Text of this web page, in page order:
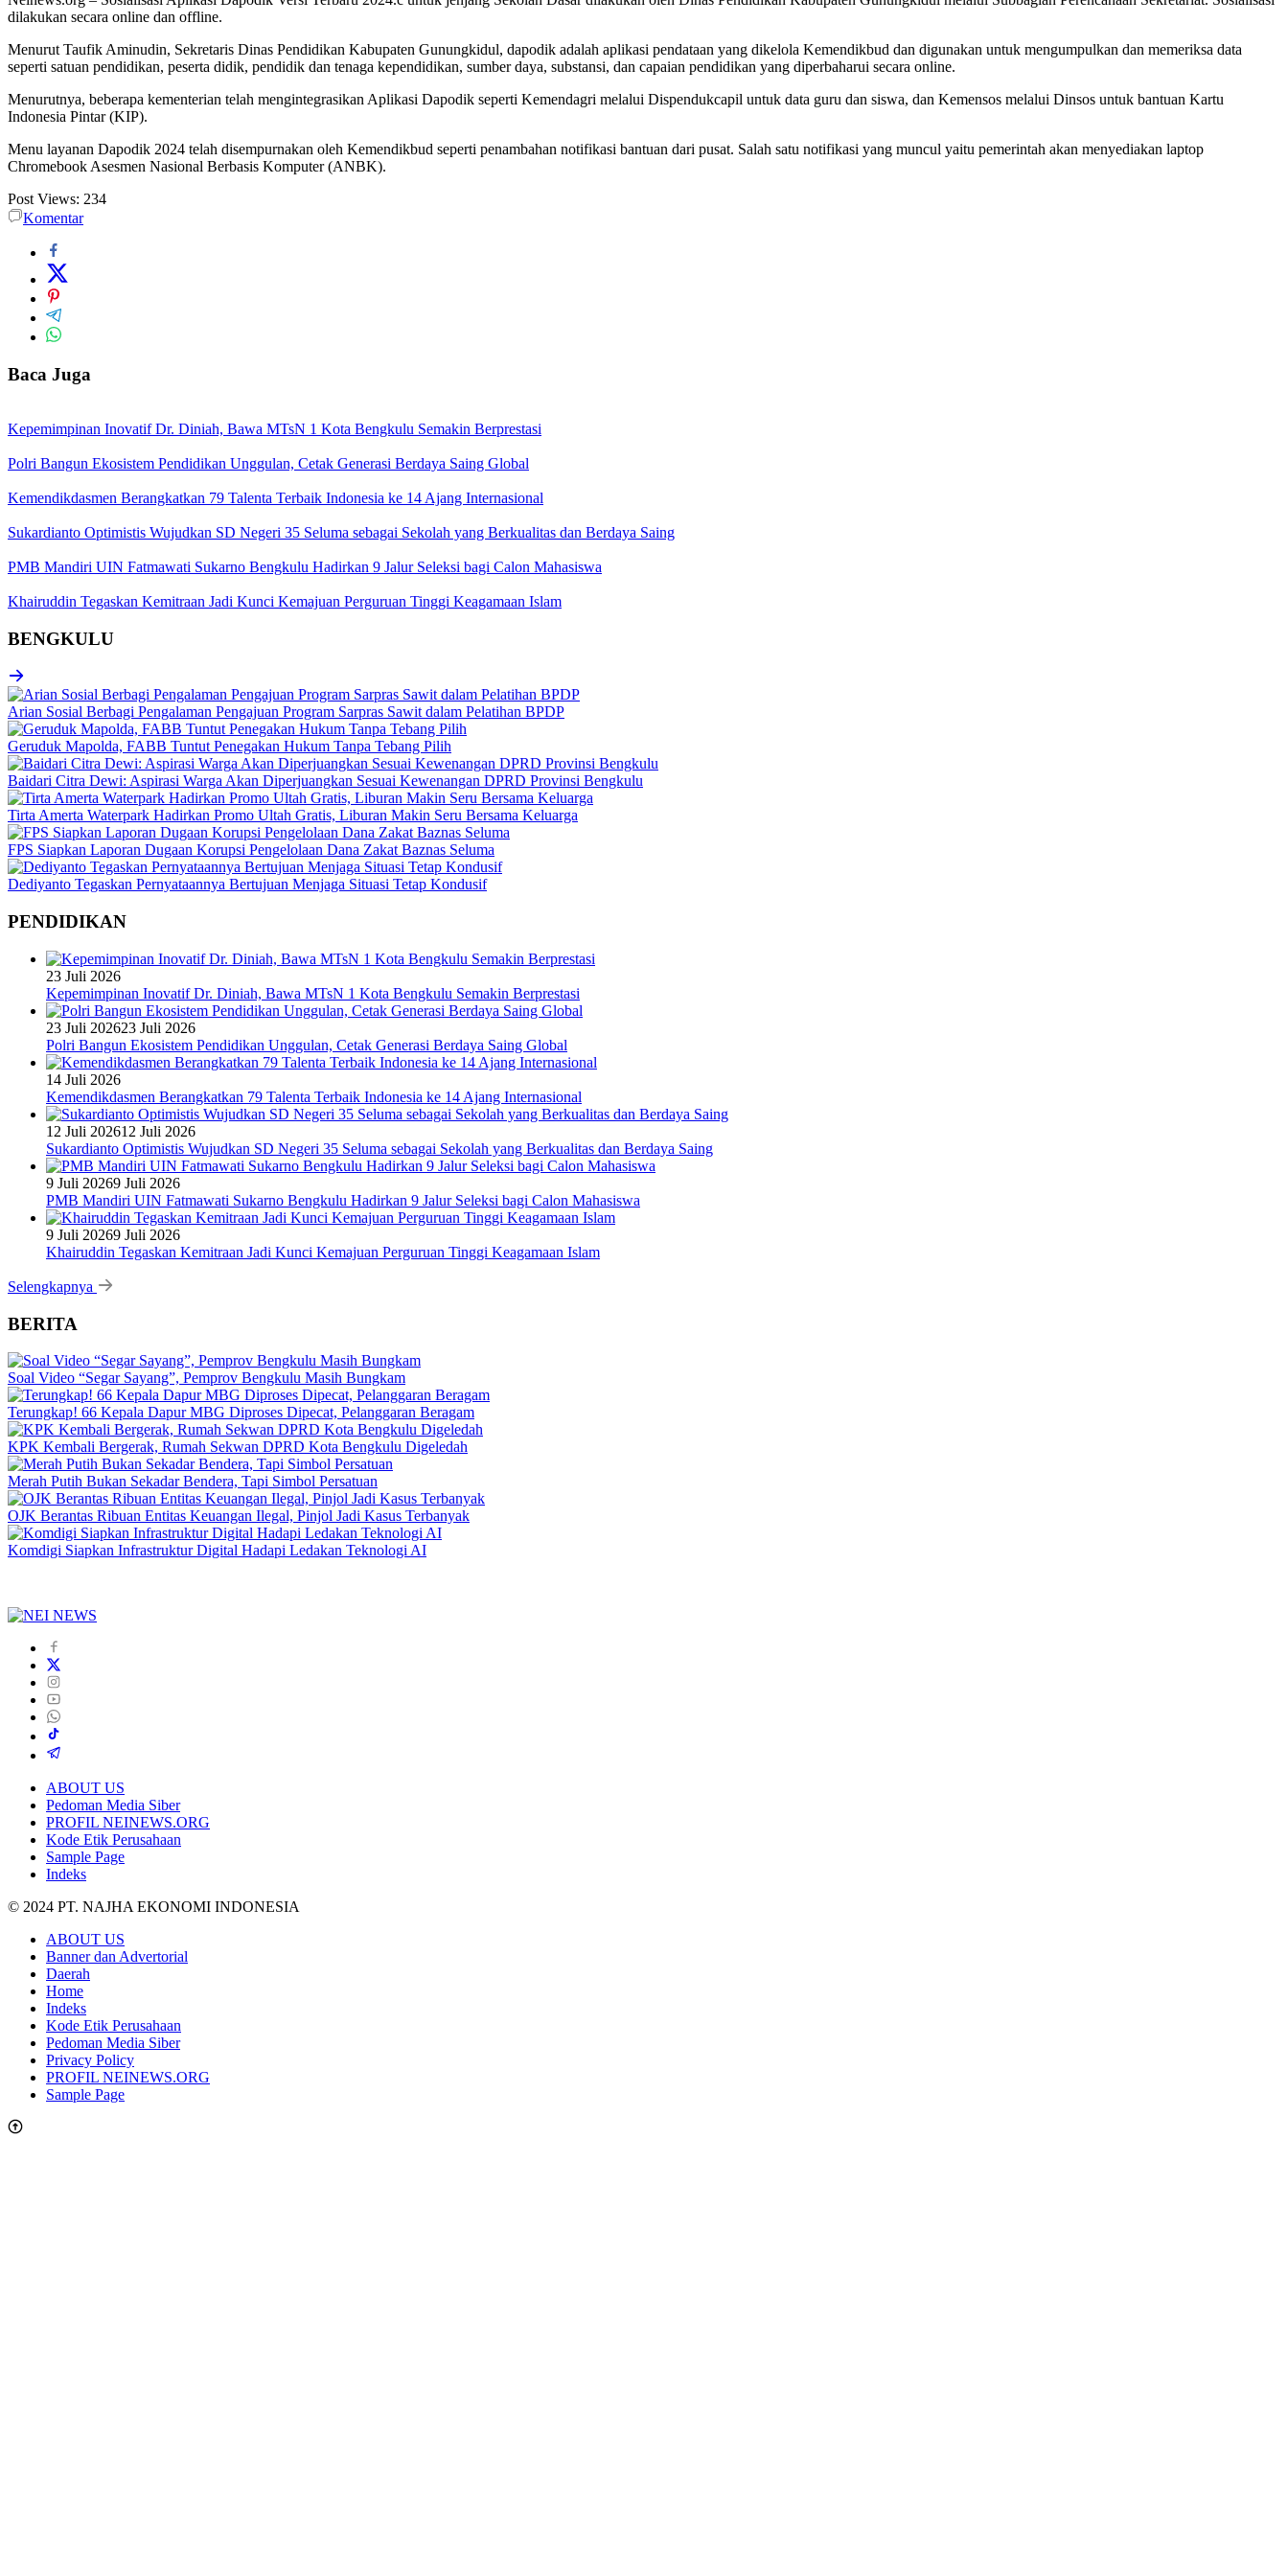
dilakukan secara online dan offline.
Menurut Taufik Aminudin, Sekretaris Dinas Pendidikan Kabupaten Gunungkidul, dapodik adalah aplikasi pendataan yang dikelola Kemendikbud dan digunakan untuk mengumpulkan dan memeriksa data
seperti satuan pendidikan, peserta didik, pendidik dan tenaga kependidikan, sumber daya, substansi, dan capaian pendidikan yang diperbaharui secara online.
Menurutnya, beberapa kementerian telah mengintegrasikan Aplikasi Dapodik seperti Kemendagri melalui Dispendukcapil untuk data guru dan siswa, dan Kemensos melalui Dinsos untuk bantuan Kartu
Indonesia Pintar (KIP).
Menu layanan Dapodik 2024 telah disempurnakan oleh Kemendikbud seperti penambahan notifikasi bantuan dari pusat. Salah satu notifikasi yang muncul yaitu pemerintah akan menyediakan laptop
Chromebook Asesmen Nasional Berbasis Komputer (ANBK).
Post Views: 234
Komentar
Baca Juga
Kepemimpinan Inovatif Dr. Diniah, Bawa MTsN 1 Kota Bengkulu Semakin Berprestasi
Polri Bangun Ekosistem Pendidikan Unggulan, Cetak Generasi Berdaya Saing Global
Kemendikdasmen Berangkatkan 79 Talenta Terbaik Indonesia ke 14 Ajang Internasional
Sukardianto Optimistis Wujudkan SD Negeri 35 Seluma sebagai Sekolah yang Berkualitas dan Berdaya Saing
PMB Mandiri UIN Fatmawati Sukarno Bengkulu Hadirkan 9 Jalur Seleksi bagi Calon Mahasiswa
Khairuddin Tegaskan Kemitraan Jadi Kunci Kemajuan Perguruan Tinggi Keagamaan Islam
BENGKULU
Arian Sosial Berbagi Pengalaman Pengajuan Program Sarpras Sawit dalam Pelatihan BPDP
Geruduk Mapolda, FABB Tuntut Penegakan Hukum Tanpa Tebang Pilih
Baidari Citra Dewi: Aspirasi Warga Akan Diperjuangkan Sesuai Kewenangan DPRD Provinsi Bengkulu
Tirta Amerta Waterpark Hadirkan Promo Ultah Gratis, Liburan Makin Seru Bersama Keluarga
FPS Siapkan Laporan Dugaan Korupsi Pengelolaan Dana Zakat Baznas Seluma
Dediyanto Tegaskan Pernyataannya Bertujuan Menjaga Situasi Tetap Kondusif
PENDIDIKAN
23 Juli 2026
Kepemimpinan Inovatif Dr. Diniah, Bawa MTsN 1 Kota Bengkulu Semakin Berprestasi
23 Juli 202623 Juli 2026
Polri Bangun Ekosistem Pendidikan Unggulan, Cetak Generasi Berdaya Saing Global
14 Juli 2026
Kemendikdasmen Berangkatkan 79 Talenta Terbaik Indonesia ke 14 Ajang Internasional
12 Juli 202612 Juli 2026
Sukardianto Optimistis Wujudkan SD Negeri 35 Seluma sebagai Sekolah yang Berkualitas dan Berdaya Saing
9 Juli 20269 Juli 2026
PMB Mandiri UIN Fatmawati Sukarno Bengkulu Hadirkan 9 Jalur Seleksi bagi Calon Mahasiswa
9 Juli 20269 Juli 2026
Khairuddin Tegaskan Kemitraan Jadi Kunci Kemajuan Perguruan Tinggi Keagamaan Islam
Selengkapnya
BERITA
Soal Video “Segar Sayang”, Pemprov Bengkulu Masih Bungkam
Terungkap! 66 Kepala Dapur MBG Diproses Dipecat, Pelanggaran Beragam
KPK Kembali Bergerak, Rumah Sekwan DPRD Kota Bengkulu Digeledah
Merah Putih Bukan Sekadar Bendera, Tapi Simbol Persatuan
OJK Berantas Ribuan Entitas Keuangan Ilegal, Pinjol Jadi Kasus Terbanyak
Komdigi Siapkan Infrastruktur Digital Hadapi Ledakan Teknologi AI
ABOUT US
Pedoman Media Siber
PROFIL NEINEWS.ORG
Kode Etik Perusahaan
Sample Page
Indeks
© 2024 PT. NAJHA EKONOMI INDONESIA
ABOUT US
Banner dan Advertorial
Daerah
Home
Indeks
Kode Etik Perusahaan
Pedoman Media Siber
Privacy Policy
PROFIL NEINEWS.ORG
Sample Page